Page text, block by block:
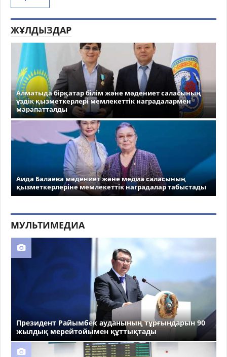
ЖҰЛДЫЗДАР
Алматыда бірқатар білім және мәдениет саласының
үздік қызметкерлері мемлекеттік наградалармен
марапатталды
Аида Балаева мәдениет және медиа саласының
қызметкерлеріне мемлекеттік наградалар табыстады
МУЛЬТИМЕДИА
Президент Райымбек ауданының тұрғындарын 90
жылдық мерейтойымен құттықтады